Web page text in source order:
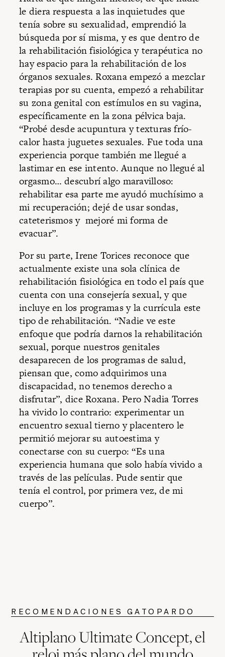
le diera respuesta a las inquietudes que
tenía sobre su sexualidad, emprendió la
búsqueda por sí misma, y es que dentro de
la rehabilitación fisiológica y terapéutica no
hay espacio para la rehabilitación de los
órganos sexuales. Roxana empezó a mezclar
terapias por su cuenta, empezó a rehabilitar
su zona genital con estímulos en su vagina,
específicamente en la zona pélvica baja.
“Probé desde acupuntura y texturas frío-
calor hasta juguetes sexuales. Fue toda una
experiencia porque también me llegué a
lastimar en ese intento. Aunque no llegué al
orgasmo… descubrí algo maravilloso:
rehabilitar esa parte me ayudó muchísimo a
mi recuperación; dejé de usar sondas,
cateterismos y mejoré mi forma de
evacuar”.
Por su parte, Irene Torices reconoce que
actualmente existe una sola clínica de
rehabilitación fisiológica en todo el país que
cuenta con una consejería sexual, y que
incluye en los programas y la currícula este
tipo de rehabilitación. “Nadie ve este
enfoque que podría darnos la rehabilitación
sexual, porque nuestros genitales
desaparecen de los programas de salud,
piensan que, como adquirimos una
discapacidad, no tenemos derecho a
disfrutar”, dice Roxana. Pero Nadia Torres
ha vivido lo contrario: experimentar un
encuentro sexual tierno y placentero le
permitió mejorar su autoestima y
conectarse con su cuerpo: “Es una
experiencia humana que solo había vivido a
través de las películas. Pude sentir que
tenía el control, por primera vez, de mi
cuerpo”.
RECOMENDACIONES GATOPARDO
Altiplano Ultimate Concept, el